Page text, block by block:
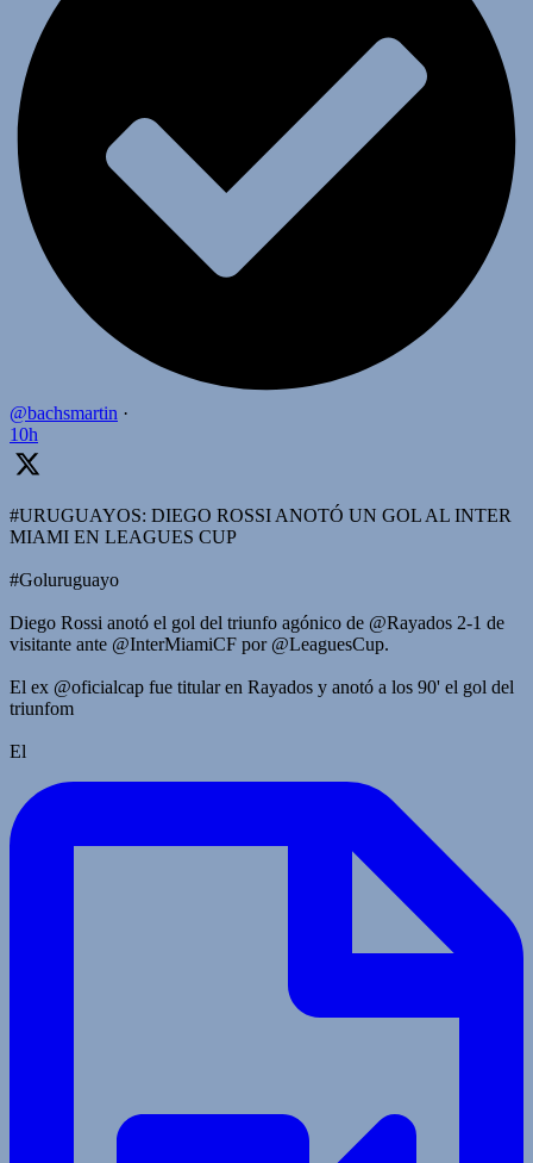
@bachsmartin ·
10h
#URUGUAYOS: DIEGO ROSSI ANOTÓ UN GOL AL INTER
MIAMI EN LEAGUES CUP
#Goluruguayo
Diego Rossi anotó el gol del triunfo agónico de @Rayados 2-1 de
visitante ante @InterMiamiCF por @LeaguesCup.
El ex @oficialcap fue titular en Rayados y anotó a los 90' el gol del
triunfom
El